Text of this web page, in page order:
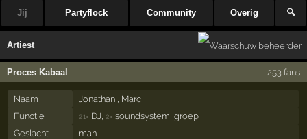
Jij Partyflock Community Overig 🔍
Artiest
Proces Kabaal 253 fans
Naam
Jonathan , Marc
Functie
21× DJ, 2× soundsystem, groep
Geslacht
man